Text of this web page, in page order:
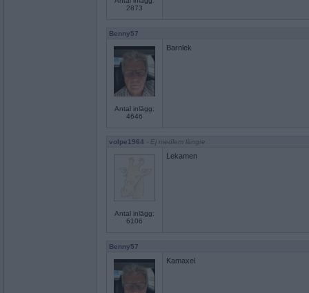
2873
Benny57
Antal inlägg:
4646
Barnlek
volpe1964 - Ej medlem längre
Antal inlägg:
6106
Lekamen
Benny57
Kamaxel